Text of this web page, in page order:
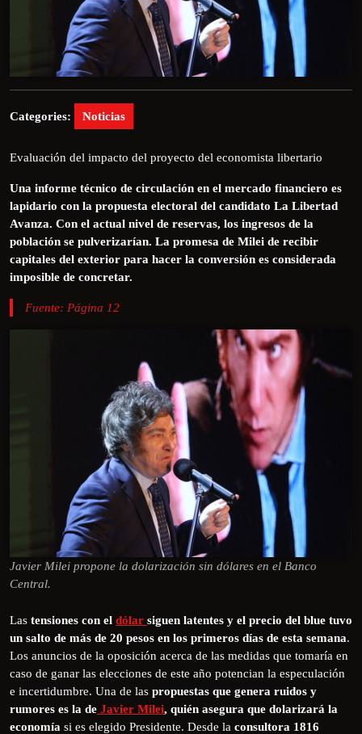
Categories: Noticias
Evaluación del impacto del proyecto del economista libertario
Una informe técnico de circulación en el mercado financiero es
lapidario con la propuesta electoral del candidato La Libertad
Avanza. Con el actual nivel de reservas, los ingresos de la
población se pulverizarían. La promesa de Milei de recibir
capitales del exterior para hacer la conversión es considerada
imposible de concretar.
Fuente: Página 12
Javier Milei propone la dolarización sin dólares en el Banco
Central.
Las tensiones con el dólar siguen latentes y el precio del blue tuvo
un salto de más de 20 pesos en los primeros días de esta semana.
Los anuncios de la oposición acerca de las medidas que tomaría en
caso de ganar las elecciones de este año potencian la especulación
e incertidumbre. Una de las propuestas que genera ruidos y
rumores es la de Javier Milei, quién asegura que dolarizará la
economía si es elegido Presidente. Desde la consultora 1816